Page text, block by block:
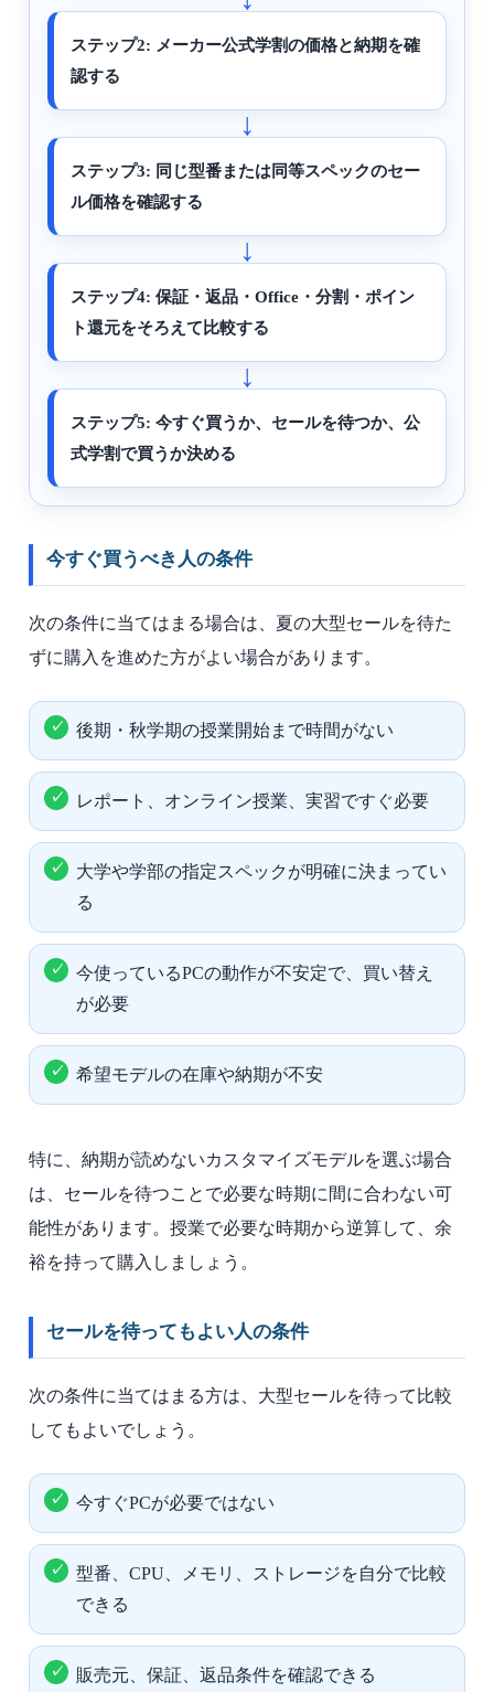
ステップ2: メーカー公式学割の価格と納期を確
認する
ステップ3: 同じ型番または同等スペックのセー
ル価格を確認する
ステップ4: 保証・返品・Office・分割・ポイン
ト還元をそろえて比較する
ステップ5: 今すぐ買うか、セールを待つか、公
式学割で買うか決める
今すぐ買うべき人の条件
次の条件に当てはまる場合は、夏の大型セールを待た
ずに購入を進めた方がよい場合があります。
後期・秋学期の授業開始まで時間がない
レポート、オンライン授業、実習ですぐ必要
大学や学部の指定スペックが明確に決まってい
る
今使っているPCの動作が不安定で、買い替え
が必要
希望モデルの在庫や納期が不安
特に、納期が読めないカスタマイズモデルを選ぶ場合
は、セールを待つことで必要な時期に間に合わない可
能性があります。授業で必要な時期から逆算して、余
裕を持って購入しましょう。
セールを待ってもよい人の条件
次の条件に当てはまる方は、大型セールを待って比較
してもよいでしょう。
今すぐPCが必要ではない
型番、CPU、メモリ、ストレージを自分で比較
できる
販売元、保証、返品条件を確認できる